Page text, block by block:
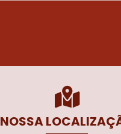
NOSSA